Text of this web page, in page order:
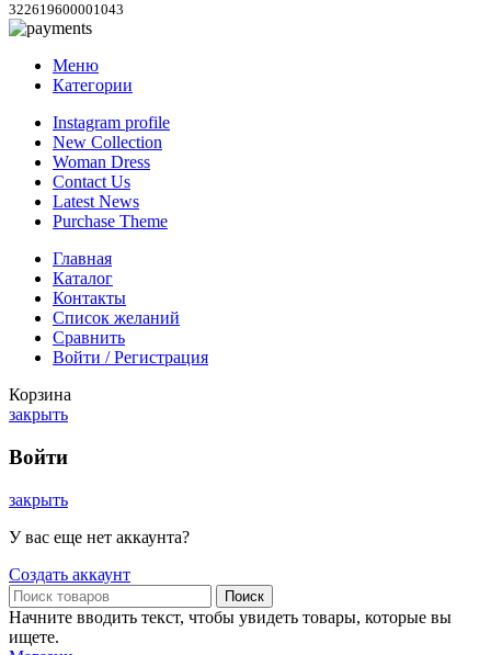
322619600001043
Меню
Категории
Instagram profile
New Collection
Woman Dress
Contact Us
Latest News
Purchase Theme
Главная
Каталог
Контакты
Список желаний
Сравнить
Войти / Регистрация
Корзина
закрыть
Войти
закрыть
У вас еще нет аккаунта?
Создать аккаунт
Поиск
Начните вводить текст, чтобы увидеть товары, которые вы
ищете.